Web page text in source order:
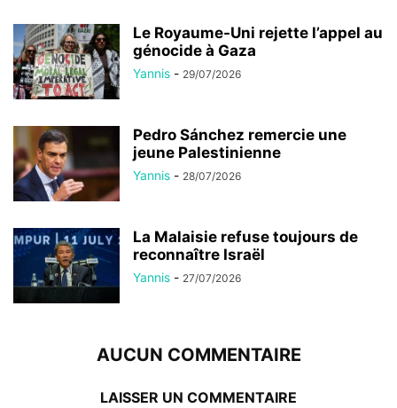
Le Royaume-Uni rejette l’appel au
génocide à Gaza
Yannis - 29/07/2026
Pedro Sánchez remercie une
jeune Palestinienne
Yannis - 28/07/2026
La Malaisie refuse toujours de
reconnaître Israël
Yannis - 27/07/2026
AUCUN COMMENTAIRE
LAISSER UN COMMENTAIRE